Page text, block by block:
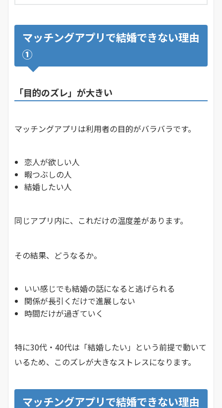
マッチングアプリで結婚できない理由
①
「目的のズレ」が大きい
マッチングアプリは利用者の目的がバラバラです。
恋人が欲しい人
暇つぶしの人
結婚したい人
同じアプリ内に、これだけの温度差があります。
その結果、どうなるか。
いい感じでも結婚の話になると逃げられる
関係が長引くだけで進展しない
時間だけが過ぎていく
特に30代・40代は「結婚したい」という前提で動いて
いるため、このズレが大きなストレスになります。
マッチングアプリで結婚できない理由